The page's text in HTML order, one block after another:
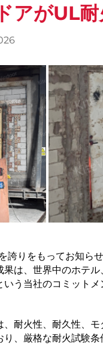
アがUL
りをもってお知ら
は、世界中のホテ
う当社のコミットメ
耐火性、耐久性、モ
、厳格な耐火試験